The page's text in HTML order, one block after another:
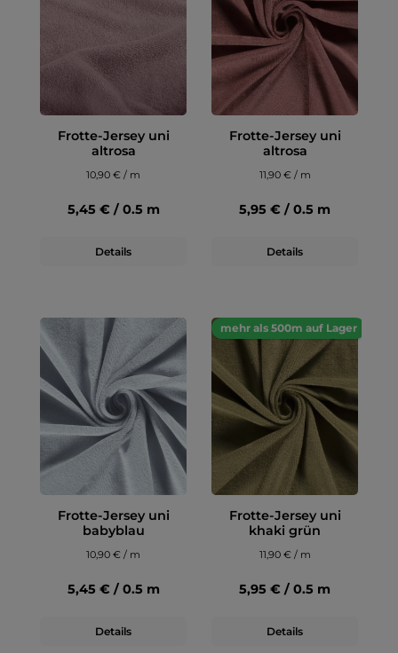
Frotte-Jersey uni
altrosa
10,90 € / m
5,45 € / 0.5 m
Details
Frotte-Jersey uni
altrosa
11,90 € / m
5,95 € / 0.5 m
Details
Frotte-Jersey uni
babyblau
10,90 € / m
5,45 € / 0.5 m
Details
mehr als 500m auf Lager
Frotte-Jersey uni
khaki grün
11,90 € / m
5,95 € / 0.5 m
Details